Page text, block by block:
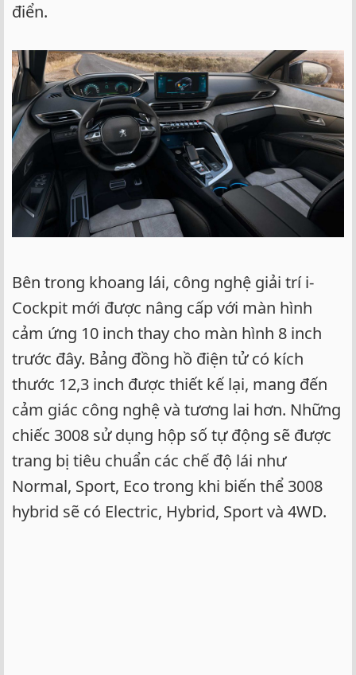
điển.
Bên trong khoang lái, công nghệ giải trí i-
Cockpit mới được nâng cấp với màn hình
cảm ứng 10 inch thay cho màn hình 8 inch
trước đây. Bảng đồng hồ điện tử có kích
thước 12,3 inch được thiết kế lại, mang đến
cảm giác công nghệ và tương lai hơn. Những
chiếc 3008 sử dụng hộp số tự động sẽ được
trang bị tiêu chuẩn các chế độ lái như
Normal, Sport, Eco trong khi biến thể 3008
hybrid sẽ có Electric, Hybrid, Sport và 4WD.